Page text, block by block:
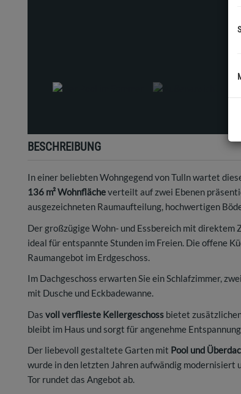
BESCHREIBUNG
In einer beliebten Wohngegend von Tulln wartet
136 m² Wohnflächeverteilt auf zwei Ebenen
ausgezeichneten Raumaufteilung, hochwertigen
Der großzügige Wohn- und Essbereich mit direktem
ideal für entspannte Stunden im Freien. Die offene
Raumangebot im Erdgeschoss.
Im Dachgeschoss erwarten Sie ein Schlafzimmer,
mit Dusche und Eckbadewanne.
Das voll verflieste Kellergeschoss bietet
bleibt im Haus und sorgt für angenehme
Der liebevoll gestaltete Garten mit Pool und
wurde in den letzten Jahren aufwändig
Tor rundet das Angebot ab.